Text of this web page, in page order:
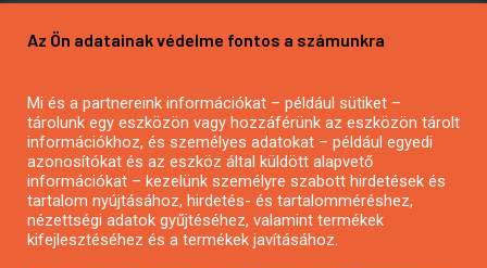
Mezőgazdasági pályázatírás
Pályázatírás civil szervezeteknek
Pályázatírás önkormányzatoknak
Pályázatfigyelés
Specifikus pályázatfigyelés vagy hírlevél
Az Ön adatainak védelme fontos a számunkra
Mi és a partnereink információkat – például sütiket –
tárolunk egy eszközön vagy hozzáférünk az eszközön tárolt
információkhoz, és személyes adatokat – például egyedi
azonosítókat és az eszköz által küldött alapvető
információkat – kezelünk személyre szabott hirdetések és
tartalom nyújtásához, hirdetés- és tartalomméréshez,
nézettségi adatok gyűjtéséhez, valamint termékek
kifejlesztéséhez és a termékek javításához.